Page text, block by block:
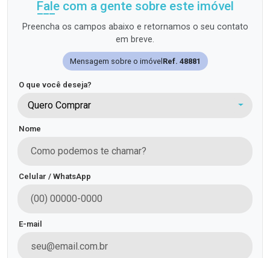
Fale com a gente sobre este imóvel
Preencha os campos abaixo e retornamos o seu contato
em breve.
Mensagem sobre o imóvelRef. 48881
O que você deseja?
Quero Comprar
Nome
Celular / WhatsApp
E-mail